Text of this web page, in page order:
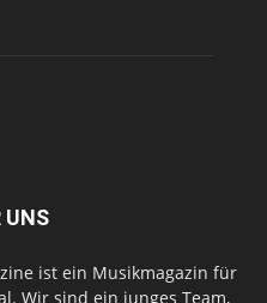
UNS
ist ein Musikmagazin für
Wir sind ein junges Team,